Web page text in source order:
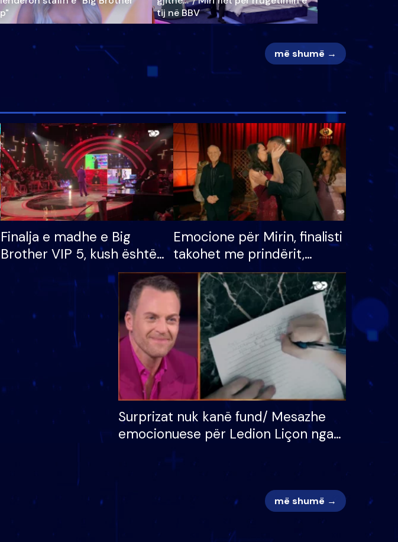
tij në BBV
më shumë →
Finalja e madhe e Big
Brother VIP 5, kush është
banori i parë që lë shtëpinë
dhe humb mundësinë për
të fituar çmimin e madh
Emocione për Mirin, finalisti
takohet me prindërit,
vajzën dhe bashkëshorten:
S’kemi ndonjë letër divorci
apo jo?
Surprizat nuk kanë fund/ Mesazhe
emocionuese për Ledion Liçon nga
më shumë →